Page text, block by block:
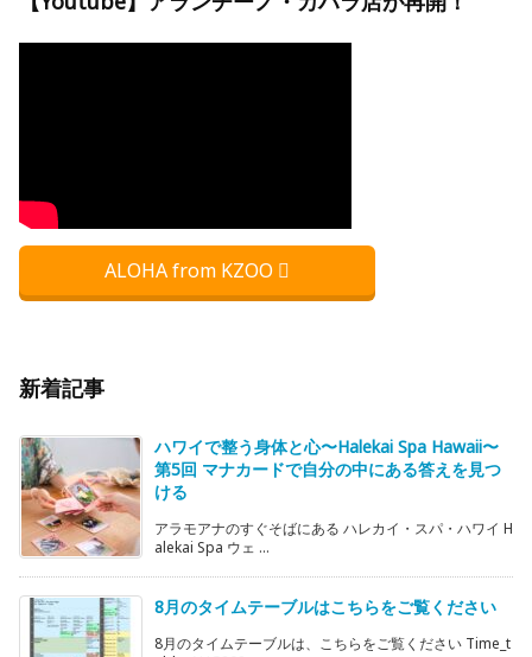
ALOHA from KZOO
新着記事
ハワイで整う身体と心〜Halekai Spa Hawaii〜
第5回 マナカードで自分の中にある答えを見つ
ける
アラモアナのすぐそばにある ハレカイ・スパ・ハワイ H
alekai Spa ウェ ...
8月のタイムテーブルはこちらをご覧ください
8月のタイムテーブルは、こちらをご覧ください Time_t